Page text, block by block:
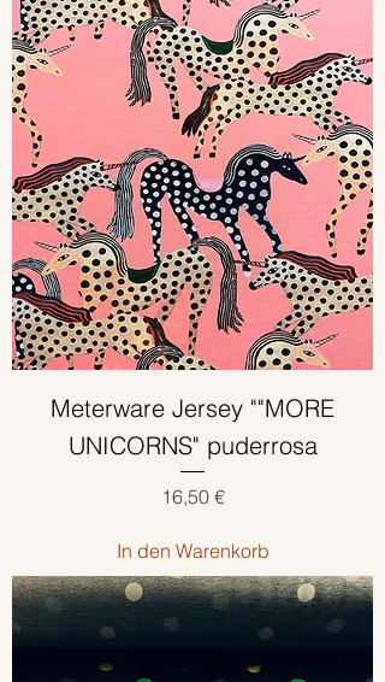
Meterware Jersey ""MORE
UNICORNS" puderrosa
Preis
16,50 €
In den Warenkorb